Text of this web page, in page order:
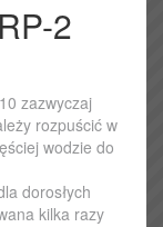
2
zazwyczaj
rozpuścić w
wodzie do
dorosłych
kilka razy